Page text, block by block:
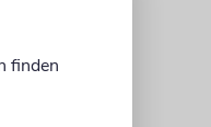
finden